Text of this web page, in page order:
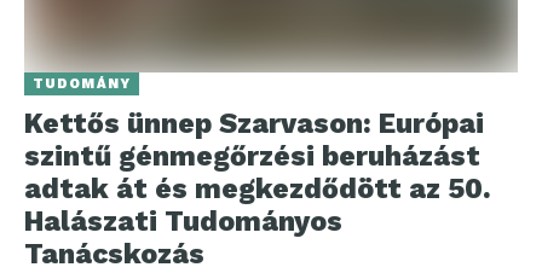
TUDOMÁNY
Kettős ünnep Szarvason: Európai
szintű génmegőrzési beruházást
adtak át és megkezdődött az 50.
Halászati Tudományos
Tanácskozás